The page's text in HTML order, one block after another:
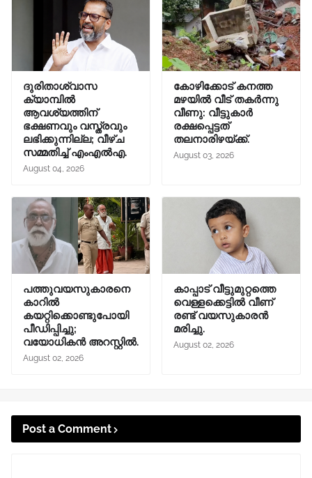
ദുരിതാശ്വാസ
ക്യാമ്പിൽ
ആവശ്യത്തിന്
ഭക്ഷണവും വസ്ത്രവും
ലഭിക്കുന്നില്ല; വീഴ്ച
സമ്മതിച്ച് എംഎൽഎ.
August 04, 2026
കോഴിക്കോട് കനത്ത
മഴയിൽ വീട് തകർന്നു
വീണു: വീട്ടുകാർ
രക്ഷപ്പെട്ടത്
തലനാരിഴയ്ക്ക്.
August 03, 2026
പത്തുവയസുകാരനെ
കാറിൽ
കയറ്റിക്കൊണ്ടുപോയി
പീഡിപ്പിച്ചു;
വയോധികൻ അറസ്റ്റിൽ.
August 02, 2026
കാപ്പാട് വീട്ടുമുറ്റത്തെ
വെള്ളക്കെട്ടില്‍ വീണ്
രണ്ട് വയസുകാരന്‍
മരിച്ചു.
August 02, 2026
Post a Comment